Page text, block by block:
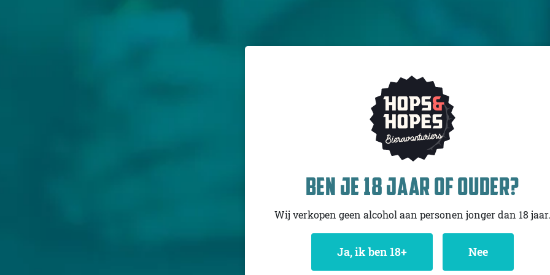
BEN JE 18 JAAR OF OUDER?
Wij verkopen geen alcohol aan personen jonger dan 18 jaar.
Ja, ik ben 18+ Nee